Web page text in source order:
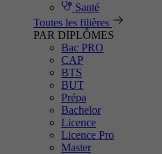
Santé
Toutes les filières
PAR DIPLÔMES
Bac PRO
CAP
BTS
BUT
Prépa
Bachelor
Licence
Licence Pro
Master